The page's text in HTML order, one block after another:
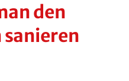
den
sanieren